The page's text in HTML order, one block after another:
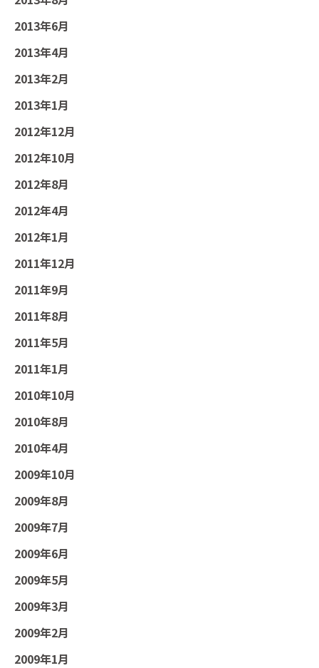
2013年6月
2013年4月
2013年2月
2013年1月
2012年12月
2012年10月
2012年8月
2012年4月
2012年1月
2011年12月
2011年9月
2011年8月
2011年5月
2011年1月
2010年10月
2010年8月
2010年4月
2009年10月
2009年8月
2009年7月
2009年6月
2009年5月
2009年3月
2009年2月
2009年1月